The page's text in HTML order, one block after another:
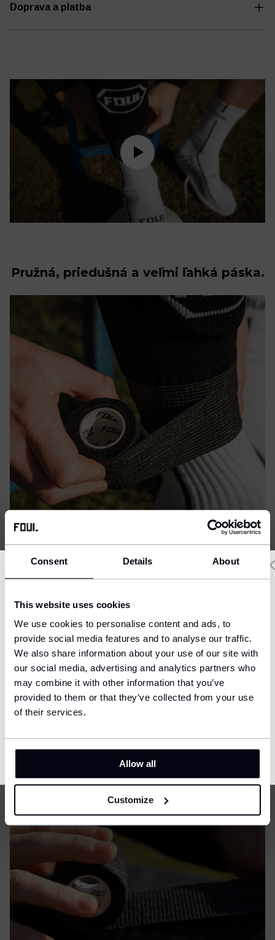
Consent Details About
This website uses cookies
We use cookies to personalise content and ads, to
provide social media features and to analyse our traffic.
We also share information about your use of our site with
our social media, advertising and analytics partners who
may combine it with other information that you’ve
provided to them or that they’ve collected from your use
of their services.
Allow all
Customize
Doprava a platba
Pružná, priedušná a veľmi ľahká páska.
Pásku môžete používať opakovane.
your location.
United States (USD)
Ship to
English
Language
CONFIRM